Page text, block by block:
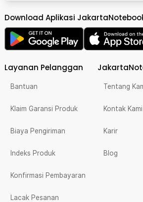
Download Aplikasi
Layanan Pelanggan
Bantuan
Klaim Garansi Produk
Biaya Pengiriman
Indeks Produk
Konfirmasi Pembayaran
Lacak Pesanan
Tentang
Kontak Kami
Karir
Blog